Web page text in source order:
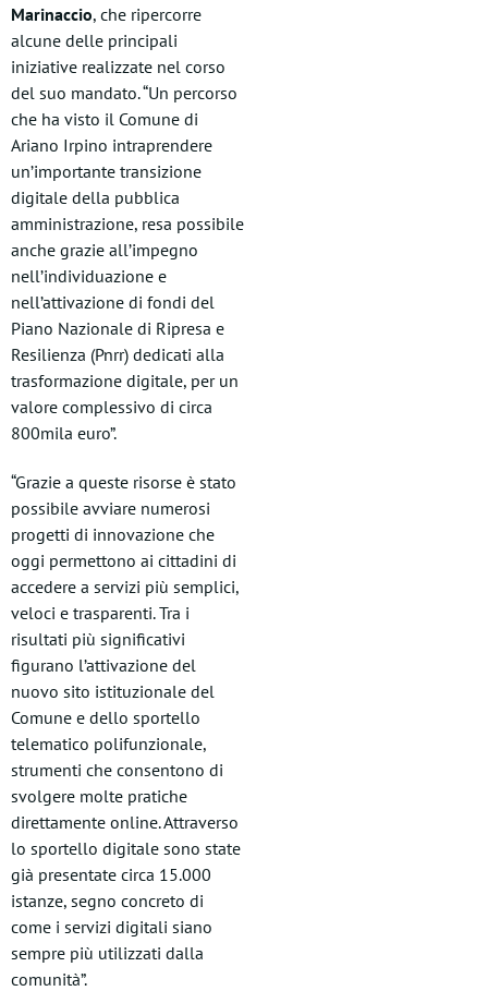
Marinaccio, che ripercorre
alcune delle principali
iniziative realizzate nel corso
del suo mandato. “Un percorso
che ha visto il Comune di
Ariano Irpino intraprendere
un’importante transizione
digitale della pubblica
amministrazione, resa possibile
anche grazie all’impegno
nell’individuazione e
nell’attivazione di fondi del
Piano Nazionale di Ripresa e
Resilienza (Pnrr) dedicati alla
trasformazione digitale, per un
valore complessivo di circa
800mila euro”.
“Grazie a queste risorse è stato
possibile avviare numerosi
progetti di innovazione che
oggi permettono ai cittadini di
accedere a servizi più semplici,
veloci e trasparenti. Tra i
risultati più significativi
figurano l’attivazione del
nuovo sito istituzionale del
Comune e dello sportello
telematico polifunzionale,
strumenti che consentono di
svolgere molte pratiche
direttamente online. Attraverso
lo sportello digitale sono state
già presentate circa 15.000
istanze, segno concreto di
come i servizi digitali siano
sempre più utilizzati dalla
comunità”.